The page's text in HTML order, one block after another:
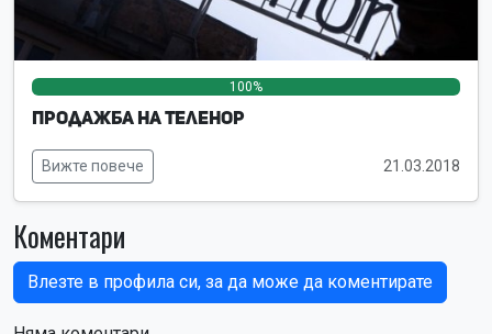
100%
Продажба на Теленор
Вижте повече 21.03.2018
Коментари
Влезте в профила си, за да може да коментирате